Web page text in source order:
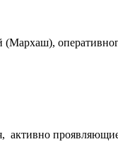
активно